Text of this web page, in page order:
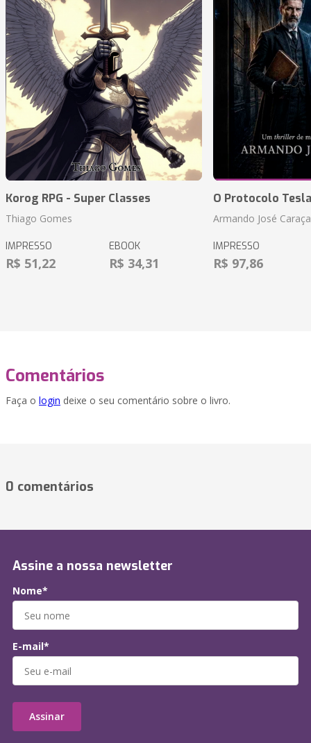
Korog RPG - Super Classes
Thiago Gomes
IMPRESSO
R$ 51,22
EBOOK
R$ 34,31
O Protocolo Tesla
Armando José
IMPRESSO
R$ 97,86
Comentários
Faça o login deixe o seu comentário sobre o livro.
0 comentários
Assine a nossa newsletter
Nome*
E-mail*
Assinar